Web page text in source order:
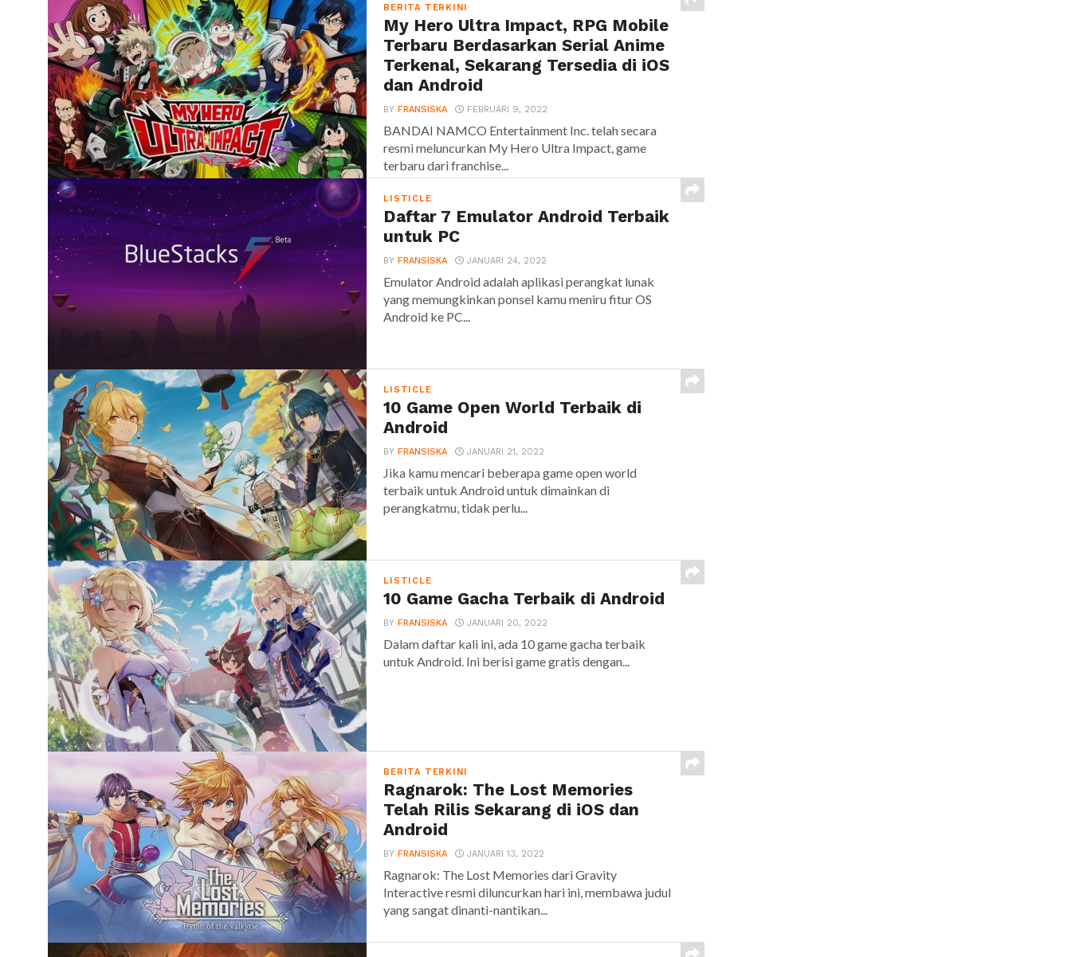
BERITA TERKINI
My Hero Ultra Impact, RPG Mobile
Terbaru Berdasarkan Serial Anime
Terkenal, Sekarang Tersedia di iOS
dan Android
BYFRANSISKA FEBRUARI 9, 2022
BANDAI NAMCO Entertainment Inc. telah secara
resmi meluncurkan My Hero Ultra Impact, game
terbaru dari franchise...
LISTICLE
Daftar 7 Emulator Android Terbaik
untuk PC
BYFRANSISKA JANUARI 24, 2022
Emulator Android adalah aplikasi perangkat lunak
yang memungkinkan ponsel kamu meniru fitur OS
Android ke PC...
LISTICLE
10 Game Open World Terbaik di
Android
BYFRANSISKA JANUARI 21, 2022
Jika kamu mencari beberapa game open world
terbaik untuk Android untuk dimainkan di
perangkatmu, tidak perlu...
LISTICLE
10 Game Gacha Terbaik di Android
BYFRANSISKA JANUARI 20, 2022
Dalam daftar kali ini, ada 10 game gacha terbaik
untuk Android. Ini berisi game gratis dengan...
BERITA TERKINI
Ragnarok: The Lost Memories
Telah Rilis Sekarang di iOS dan
Android
BYFRANSISKA JANUARI 13, 2022
Ragnarok: The Lost Memories dari Gravity
Interactive resmi diluncurkan hari ini, membawa judul
yang sangat dinanti-nantikan...